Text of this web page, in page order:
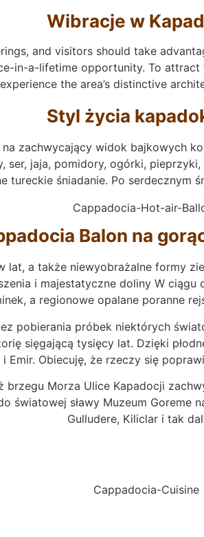
Wibracje w
and visitors should take
in-a-lifetime opportunity. To
the area’s distinctive
Styl życia
zachwycający widok bajkowych
jaja, pomidory, ogórki,
tureckie śniadanie. Po serdecznym
Balon na
lat, a także niewyobrażalne formy
i majestatyczne doliny W
a regionowe opalane poranne
pobierania próbek niektórych
sięgającą tysięcy lat. Dzięki
Emir. Obiecuję, że rzeczy się
brzegu Morza Ulice Kapadocji
światowej sławy Muzeum Goreme
Gulludere, Kiliclar i tak